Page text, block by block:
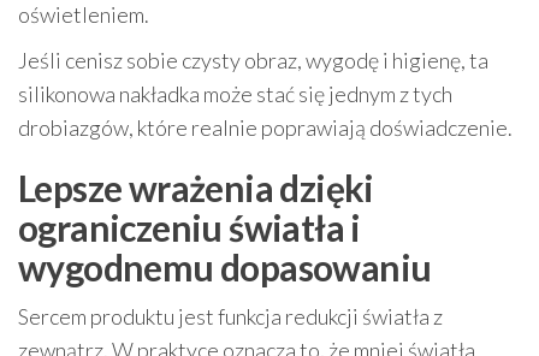
oświetleniem.
Jeśli cenisz sobie czysty obraz, wygodę i higienę, ta
silikonowa nakładka może stać się jednym z tych
drobiazgów, które realnie poprawiają doświadczenie.
Lepsze wrażenia dzięki
ograniczeniu światła i
wygodnemu dopasowaniu
Sercem produktu jest funkcja redukcji światła z
zewnątrz. W praktyce oznacza to, że mniej światła